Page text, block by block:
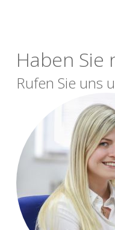
Haben Sie
Rufen Sie uns